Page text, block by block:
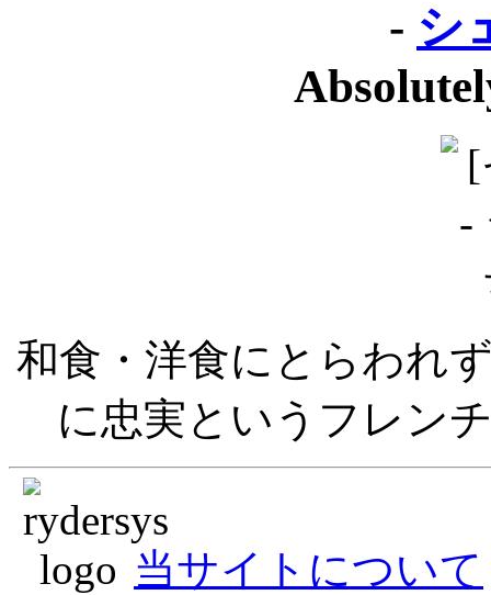
- シ
和食・洋食にとらわれ
に忠実というフレン
当サイトについて